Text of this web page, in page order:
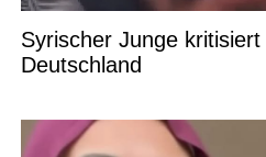
Syrischer Junge
Deutschland